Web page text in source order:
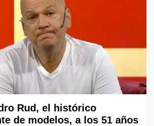
Rud, el histórico
de modelos, a los 51 años